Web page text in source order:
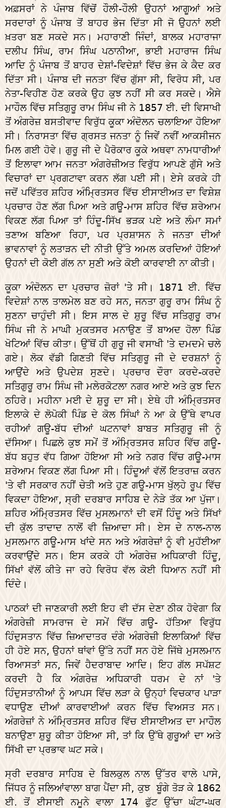
ਅਫ਼ਸਰਾਂ ਨੇ ਪੰਜਾਬ ਵਿੱਚੋਂ ਹੌਲੀ-ਹੌਲੀ ਉਹਨਾਂ ਆਗੂਆਂ ਅਤੇ
ਸਰਦਾਰਾਂ ਨੂੰ ਪੰਜਾਬ ਤੋਂ ਬਾਹਰ ਭੇਜ ਦਿੱਤਾ ਸੀ ਜੋ ਉਹਨਾਂ ਲਈ
ਖ਼ਤਰਾ ਬਣ ਸਕਦੇ ਸਨ। ਮਹਾਰਾਣੀ ਜਿੰਦਾਂ, ਬਾਲਕ ਮਹਾਰਾਜਾ
ਦਲੀਪ ਸਿੰਘ, ਰਾਮ ਸਿੰਘ ਪਠਾਨੀਆ, ਭਾਈ ਮਹਾਰਾਜ ਸਿੰਘ
ਆਦਿ ਨੂੰ ਪੰਜਾਬ ਤੋਂ ਬਾਹਰ ਦੇਸ਼ਾਂ-ਵਿਦੇਸ਼ਾਂ ਵਿੱਚ ਭੇਜ ਕੇ ਕੈਦ ਕਰ
ਦਿੱਤਾ ਸੀ। ਪੰਜਾਬ ਦੀ ਜਨਤਾ ਵਿੱਚ ਗੁੱਸਾ ਸੀ, ਵਿਰੋਧ ਸੀ, ਪਰ
ਨੇਤਾ-ਵਿਹੀਣ ਹੋਣ ਕਰਕੇ ਉਹ ਕੁਝ ਨਹੀਂ ਸੀ ਕਰ ਸਕਦੇ। ਐਸੇ
ਮਾਹੌਲ ਵਿੱਚ ਸਤਿਗੁਰੂ ਰਾਮ ਸਿੰਘ ਜੀ ਨੇ 1857 ਈ. ਦੀ ਵਿਸਾਖੀ
ਤੋਂ ਅੰਗਰੇਜ਼ ਬਸਤੀਵਾਦ ਵਿਰੁੱਧ ਕੂਕਾ ਅੰਦੋਲਨ ਚਲਾਇਆ ਹੋਇਆ
ਸੀ। ਨਿਰਾਸਤਾ ਵਿੱਚ ਗ੍ਰਸਤ ਜਨਤਾ ਨੂੰ ਜਿਵੇਂ ਨਵੀਂ ਆਕਸੀਜਨ
ਮਿਲ ਗਈ ਹੋਵੇ। ਗੁਰੂ ਜੀ ਦੇ ਪੈਰੋਕਾਰ ਕੂਕੇ ਅਥਵਾ ਨਾਮਧਾਰੀਆਂ
ਤੋਂ ਇਲਾਵਾ ਆਮ ਜਨਤਾ ਅੰਗਰੇਜ਼ੀਅਤ ਵਿਰੁੱਧ ਆਪਣੇ ਗੁੱਸੇ ਅਤੇ
ਵਿਚਾਰਾਂ ਦਾ ਪ੍ਰਗਟਾਵਾ ਕਰਨ ਲੱਗ ਪਈ ਸੀ। ਏਸੇ ਕਰਕੇ ਹੀ
ਜਦੋਂ ਪਵਿੱਤਰ ਸ਼ਹਿਰ ਅੰਮ੍ਰਿਤਸਰ ਵਿੱਚ ਈਸਾਈਅਤ ਦਾ ਵਿਸ਼ੇਸ਼
ਪ੍ਰਚਾਰ ਹੋਣ ਲੱਗ ਪਿਆ ਅਤੇ ਗਊ-ਮਾਸ ਸ਼ਹਿਰ ਵਿੱਚ ਸ਼ਰੇਆਮ
ਵਿਕਣ ਲੱਗ ਪਿਆ ਤਾਂ ਹਿੰਦੂ-ਸਿੱਖ ਭੜਕ ਪਏ ਅਤੇ ਲੰਮਾ ਸਮਾਂ
ਤਣਾਅ ਬਣਿਆ ਰਿਹਾ, ਪਰ ਪ੍ਰਸ਼ਾਸਨ ਨੇ ਜਨਤਾ ਦੀਆਂ
ਭਾਵਨਾਵਾਂ ਨੂੰ ਲਤਾੜਨ ਦੀ ਨੀਤੀ ਉੱਤੇ ਅਮਲ ਕਰਦਿਆਂ ਹੋਇਆਂ
ਉਹਨਾਂ ਦੀ ਕੋਈ ਗੱਲ ਨਾ ਸੁਣੀ ਅਤੇ ਕੋਈ ਕਾਰਵਾਈ ਨਾ ਕੀਤੀ।
ਕੂਕਾ ਅੰਦੋਲਨ ਦਾ ਪ੍ਰਚਾਰ ਜ਼ੋਰਾਂ 'ਤੇ ਸੀ। 1871 ਈ. ਵਿੱਚ
ਵਿਦੇਸ਼ਾਂ ਨਾਲ ਤਾਲਮੇਲ ਬਣ ਰਹੇ ਸਨ, ਜਨਤਾ ਗੁਰੂ ਰਾਮ ਸਿੰਘ ਨੂੰ
ਸੁਣਨਾ ਚਾਹੁੰਦੀ ਸੀ। ਇਸ ਸਾਲ ਦੇ ਸ਼ੁਰੂ ਵਿੱਚ ਸਤਿਗੁਰੂ ਰਾਮ
ਸਿੰਘ ਜੀ ਨੇ ਮਾਘੀ ਮੁਕਤਸਰ ਮਨਾਉਣ ਤੋਂ ਬਾਅਦ ਹੋਲਾ ਪਿੰਡ
ਖੋਟਿਆਂ ਵਿੱਚ ਕੀਤਾ। ਉੱਥੋਂ ਹੀ ਗੁਰੂ ਜੀ ਵਸਾਖੀ 'ਤੇ ਦਮਦਮੇ ਚਲੇ
ਗਏ। ਲੋਕ ਵੱਡੀ ਗਿਣਤੀ ਵਿੱਚ ਸਤਿਗੁਰੂ ਜੀ ਦੇ ਦਰਸ਼ਨਾਂ ਨੂੰ
ਆਉਂਦੇ ਅਤੇ ਉਪਦੇਸ਼ ਸੁਣਦੇ। ਪ੍ਰਚਾਰ ਦੌਰਾ ਕਰਦੇ-ਕਰਦੇ
ਸਤਿਗੁਰੂ ਰਾਮ ਸਿੰਘ ਜੀ ਮਲੇਰਕੋਟਲਾ ਨਗਰ ਆਏ ਅਤੇ ਕੁਝ ਦਿਨ
ਠਹਿਰੇ। ਮਹੀਨਾ ਮਈ ਦੇ ਸ਼ੁਰੂ ਦਾ ਸੀ। ਏਥੇ ਹੀ ਅੰਮ੍ਰਿਤਸਰ
ਇਲਾਕੇ ਦੇ ਲੋਪੋਕੀ ਪਿੰਡ ਦੇ ਕੋਲ ਸਿੰਘਾਂ ਨੇ ਆ ਕੇ ਉੱਥੇ ਵਾਪਰ
ਰਹੀਆਂ ਗਊ-ਬੱਧ ਦੀਆਂ ਘਟਨਾਵਾਂ ਬਾਬਤ ਸਤਿਗੁਰੂ ਜੀ ਨੂੰ
ਦੱਸਿਆ। ਪਿਛਲੇ ਕੁਝ ਸਮੇਂ ਤੋਂ ਅੰਮ੍ਰਿਤਸਰ ਸ਼ਹਿਰ ਵਿੱਚ ਗਊ-
ਬੱਧ ਬਹੁਤ ਵੱਧ ਗਿਆ ਹੋਇਆ ਸੀ ਅਤੇ ਨਗਰ ਵਿੱਚ ਗਊ-ਮਾਸ
ਸ਼ਰੇਆਮ ਵਿਕਣ ਲੱਗ ਪਿਆ ਸੀ। ਹਿੰਦੂਆਂ ਵੱਲੋਂ ਇਤਰਾਜ਼ ਕਰਨ
'ਤੇ ਵੀ ਸਰਕਾਰ ਨਹੀਂ ਚੇਤੀ ਅਤੇ ਹੁਣ ਗਊ-ਮਾਸ ਖੁੱਲ੍ਹੇ ਰੂਪ ਵਿੱਚ
ਵਿਕਦਾ ਹੋਇਆ, ਸ੍ਰੀ ਦਰਬਾਰ ਸਾਹਿਬ ਦੇ ਨੇੜੇ ਤੱਕ ਆ ਪੁੱਜਾ।
ਸ਼ਹਿਰ ਅੰਮ੍ਰਿਤਸਰ ਵਿੱਚ ਮੁਸਲਮਾਨਾਂ ਦੀ ਵਸੋਂ ਹਿੰਦੂ ਅਤੇ ਸਿੱਖਾਂ
ਦੀ ਕੁੱਲ ਤਾਦਾਦ ਨਾਲੋਂ ਵੀ ਜ਼ਿਆਦਾ ਸੀ। ਏਸ ਦੇ ਨਾਲ-ਨਾਲ
ਮੁਸਲਮਾਨ ਗਊ-ਮਾਸ ਖਾਂਦੇ ਸਨ ਅਤੇ ਅੰਗਰੇਜ਼ਾਂ ਨੂੰ ਵੀ ਮੁਹੱਈਆ
ਕਰਵਾਉਂਦੇ ਸਨ। ਇਸ ਕਰਕੇ ਹੀ ਅੰਗਰੇਜ਼ ਅਧਿਕਾਰੀ ਹਿੰਦੂ,
ਸਿੱਖਾਂ ਵੱਲੋਂ ਕੀਤੇ ਜਾ ਰਹੇ ਵਿਰੋਧ ਵੱਲ ਕੋਈ ਧਿਆਨ ਨਹੀਂ ਸੀ
ਦਿੰਦੇ।
ਪਾਠਕਾਂ ਦੀ ਜਾਣਕਾਰੀ ਲਈ ਇਹ ਵੀ ਦੱਸ ਦੇਣਾ ਠੀਕ ਹੋਵੇਗਾ ਕਿ
ਅੰਗਰੇਜ਼ੀ ਸਾਮਰਾਜ ਦੇ ਸਮੇਂ ਵਿੱਚ ਗਊ- ਹੱਤਿਆ ਵਿਰੁੱਧ
ਹਿੰਦੁਸਤਾਨ ਵਿੱਚ ਜ਼ਿਆਦਾਤਰ ਦੰਗੇ ਅੰਗਰੇਜ਼ੀ ਇਲਾਕਿਆਂ ਵਿੱਚ
ਹੀ ਹੋਏ ਸਨ, ਉਹਨਾਂ ਥਾਂਵਾਂ ਉੱਤੇ ਨਹੀਂ ਸਨ ਹੋਏ ਜਿੱਥੇ ਮੁਸਲਮਾਨ
ਰਿਆਸਤਾਂ ਸਨ, ਜਿਵੇਂ ਹੈਦਰਾਬਾਦ ਆਦਿ। ਇਹ ਗੱਲ ਸਪੱਸ਼ਟ
ਕਰਦੀ ਹੈ ਕਿ ਅੰਗਰੇਜ਼ ਅਧਿਕਾਰੀ ਧਰਮ ਦੇ ਨਾਂ 'ਤੇ
ਹਿੰਦੁਸਤਾਨੀਆਂ ਨੂੰ ਆਪਸ ਵਿੱਚ ਲੜਾ ਕੇ ਉਨ੍ਹਾਂ ਵਿਚਕਾਰ ਪਾੜਾ
ਵਧਾਉਣ ਦੀਆਂ ਕਾਰਵਾਈਆਂ ਕਰਨ ਵਿੱਚ ਵਿਅਸਤ ਸਨ।
ਅੰਗਰੇਜ਼ਾਂ ਨੇ ਅੰਮ੍ਰਿਤਸਰ ਸ਼ਹਿਰ ਵਿੱਚ ਈਸਾਈਅਤ ਦਾ ਮਾਹੌਲ
ਬਨਾਉਣਾ ਸ਼ੁਰੂ ਕੀਤਾ ਹੋਇਆ ਸੀ, ਤਾਂ ਕਿ ਉੱਥੇ ਗੁਰੂਆਂ ਦਾ ਅਤੇ
ਸਿੱਖੀ ਦਾ ਪ੍ਰਭਾਵ ਘਟ ਸਕੇ।
ਸ੍ਰੀ ਦਰਬਾਰ ਸਾਹਿਬ ਦੇ ਬਿਲਕੁਲ ਨਾਲ ਉੱਤਰ ਵਾਲੇ ਪਾਸੇ,
ਜਿੱਧਰ ਨੂੰ ਜਲਿਆਂਵਾਲਾ ਬਾਗ ਪੈਂਦਾ ਸੀ, ਕੁਝ ਬੂੰਗੇ ਤੋੜ ਕੇ 1862
ਈ. ਤੋਂ ਈਸਾਈ ਨਮੂਨੇ ਵਾਲਾ 174 ਫੁੱਟ ਉੱਚਾ ਘੰਟਾ-ਘਰ